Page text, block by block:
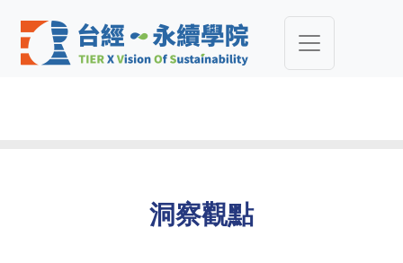
洞察觀點